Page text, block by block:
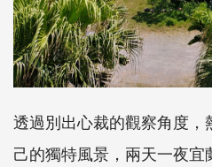
透過別出心裁的觀察角度，
己的獨特風景，兩天一夜